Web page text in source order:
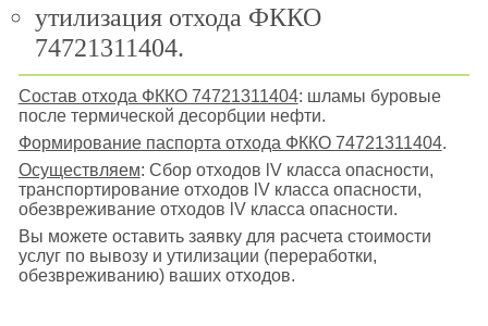
утилизация отхода ФККО
74721311404.
Состав отхода ФККО 74721311404: шламы буровые
после термической десорбции нефти.
Формирование паспорта отхода ФККО 74721311404.
Осуществляем: Сбор отходов lV класса опасности,
транспортирование отходов lV класса опасности,
обезвреживание отходов lV класса опасности.
Вы можете оставить заявку для расчета стоимости
услуг по вывозу и утилизации (переработки,
обезвреживанию) ваших отходов.